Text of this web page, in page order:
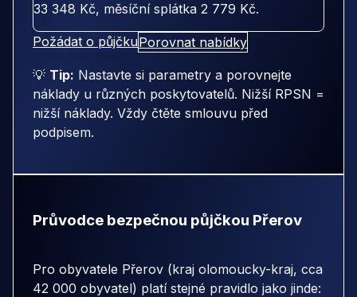
33 348 Kč, měsíční splátka 2 779 Kč.
Požádat o půjčkuPorovnat nabídky
💡 Tip: Nastavte si parametry a porovnejte
náklady u různých poskytovatelů. Nižší RPSN =
nižší náklady. Vždy čtěte smlouvu před
podpisem.
Průvodce bezpečnou půjčkou Přerov
Pro obyvatele Přerov (kraj olomoucky-kraj, cca
42 000 obyvatel) platí stejné pravidlo jako jinde: